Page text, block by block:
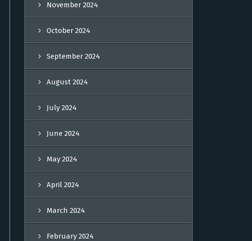
November 2024
October 2024
September 2024
August 2024
July 2024
June 2024
May 2024
April 2024
March 2024
February 2024